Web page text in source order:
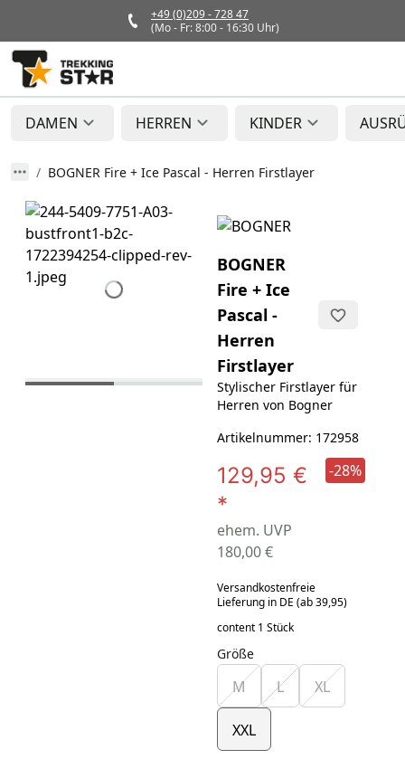
+49 (0)209 - 728 47
(Mo - Fr: 8:00 - 16:30 Uhr)
DAMEN HERREN KINDER
BOGNER Fire + Ice Pascal - Herren Firstlayer
BOGNER
Fire + Ice
Pascal -
Herren
Firstlayer
Stylischer Firstlayer für
Herren von Bogner
Artikelnummer: 172958
129,95 €
*
ehem. UVP
180,00 €
-28%
Versandkostenfreie
Lieferung in DE (ab 39,95)
content 1 Stück
Größe
M L XL
XXL